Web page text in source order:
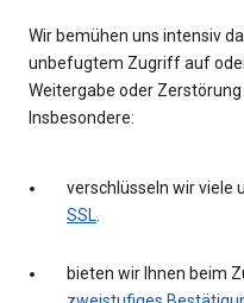
Wir bemühen uns intensiv
unbefugtem Zugriff auf
Weitergabe oder
Insbesondere:
verschlüsseln wir viele
SSL.
bieten wir Ihnen beim